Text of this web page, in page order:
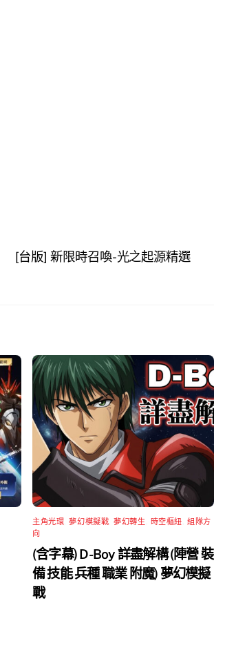
[台版] 新限時召喚-光之起源精選
主角光環 ,夢幻模擬戰 ,夢幻轉生 時空樞紐 ,組隊方
向
(含字幕) D-Boy 詳盡解構 (陣營 裝
備 技能 兵種 職業 附魔) 夢幻模擬
戰